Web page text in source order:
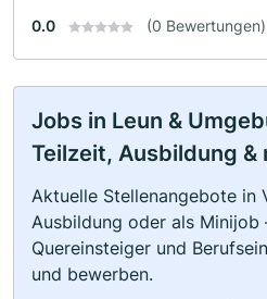
0.0 (0 Bewertungen)
Jobs in Leun &
Teilzeit, Ausbildung &
Aktuelle Stellenangebote in
Ausbildung oder als Minijob
Quereinsteiger und
und bewerben.